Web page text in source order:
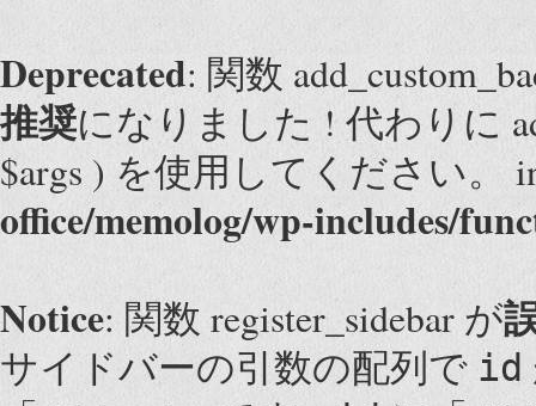
Deprecated: 関数
推奨になりました ! 代わりに
$args ) を使用してください。
office/memolog/wp-includes/
Notice: 関数 register_sidebar が
サイドバーの引数の配列で id